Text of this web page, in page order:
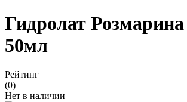
Гидролат
50мл
Рейтинг
(0)
Нет в наличии